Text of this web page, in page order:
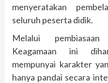
menyeratakan
seluruh peserta didik.
Melalui
Keagamaan ini
mempunyai karakter
hanya pandai secara